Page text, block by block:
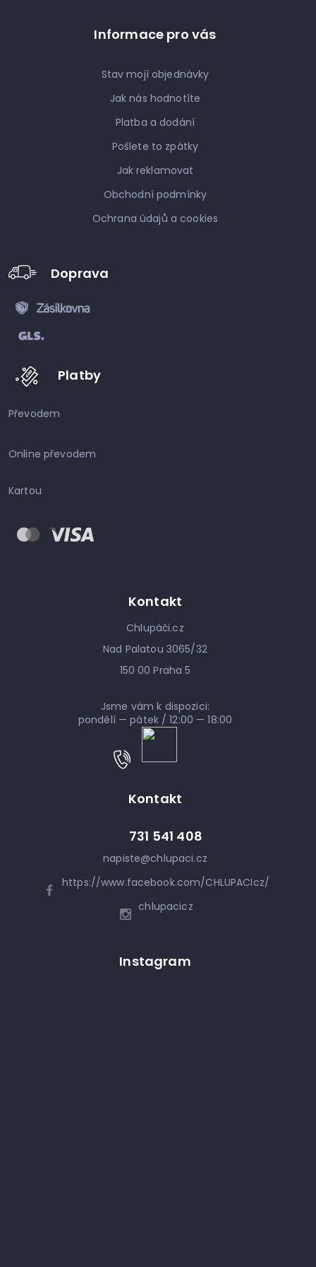
Informace pro vás
Stav mojí objednávky
Jak nás hodnotíte
Platba a dodání
Pošlete to zpátky
Jak reklamovat
Obchodní podmínky
Ochrana údajů a cookies
Doprava
Platby
Převodem
Online převodem
Kartou
Kontakt
Chlupáči.cz
Nad Palatou 3065/32
150 00 Praha 5
Jsme vám k dispozici:
pondělí — pátek / 12:00 — 18:00
Kontakt
napiste@chlupaci.cz
731 541 408
https://www.facebook.com/CHLUPACIcz/
chlupacicz
Instagram